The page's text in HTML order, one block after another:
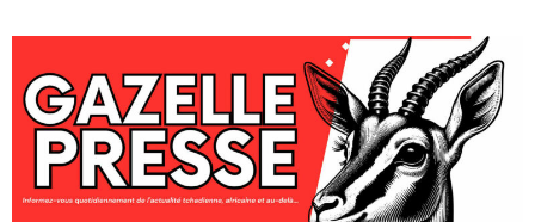
to
content